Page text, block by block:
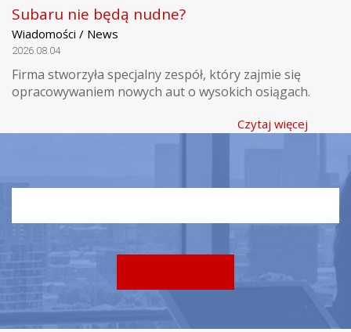
Subaru nie będą nudne?
Wiadomości / News
2026.08.04
Firma stworzyła specjalny zespół, który zajmie się
opracowywaniem nowych aut o wysokich osiągach.
Czytaj więcej